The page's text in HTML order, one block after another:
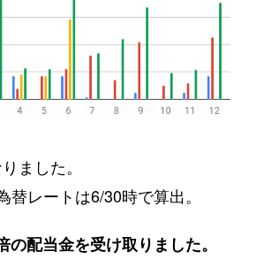
ました。
替レートは6/30時で算出。
配当金を受け取りました。